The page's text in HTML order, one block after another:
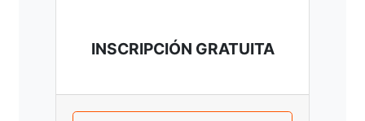
INSCRIPCIÓN GRATUITA